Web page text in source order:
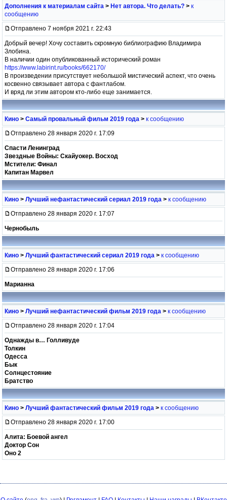
Дополнения к материалам сайта > Нет автора. Что делать? > к
сообщению
Отправлено 7 ноября 2021 г. 22:43
Добрый вечер! Хочу составить скромную библиографию Владимира
Злобина.
В наличии один опубликованный исторический роман
https://www.labirint.ru/books/662170/
В произведении присутствует небольшой мистический аспект, что очень
косвенно связывает автора с фантлабом.
И вряд ли этим автором кто-либо еще занимается.
Кино > Самый провальный фильм 2019 года > к сообщению
Отправлено 28 января 2020 г. 17:09
Спасти Ленинград
Звездные Войны: Скайуокер. Восход
Мстители: Финал
Капитан Марвел
Кино > Лучший нефантастический сериал 2019 года > к сообщению
Отправлено 28 января 2020 г. 17:07
Чернобыль
Кино > Лучший фантастический сериал 2019 года > к сообщению
Отправлено 28 января 2020 г. 17:06
Марианна
Кино > Лучший нефантастический фильм 2019 года > к сообщению
Отправлено 28 января 2020 г. 17:04
Однажды в… Голливуде
Толкин
Одесса
Бык
Солнцестояние
Братство
Кино > Лучший фантастический фильм 2019 года > к сообщению
Отправлено 28 января 2020 г. 17:00
Алита: Боевой ангел
Доктор Сон
Оно 2